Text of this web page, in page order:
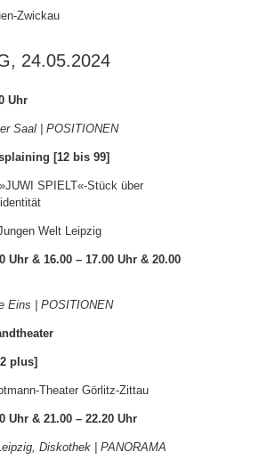
Zwickau
24.05.2024
Uhr
Saal | POSITIONEN
[12 bis 99]
SPIELT«-Stück über
Welt Leipzig
Uhr & 16.00 – 17.00 Uhr & 20.00
Eins | POSITIONEN
plus]
Theater Görlitz-Zittau
Uhr & 21.00 – 22.20 Uhr
Diskothek | PANORAMA